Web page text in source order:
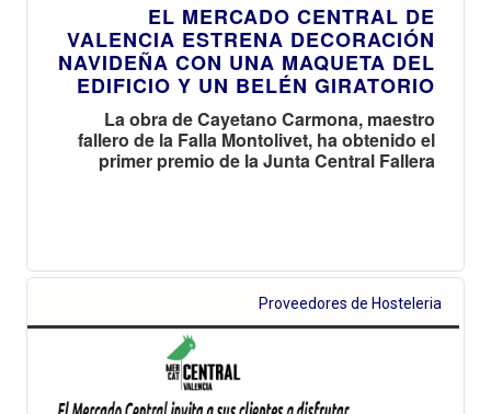
EL MERCADO CENTRAL DE
VALENCIA ESTRENA DECORACIÓN
NAVIDEÑA CON UNA MAQUETA DEL
EDIFICIO Y UN BELÉN GIRATORIO
La obra de Cayetano Carmona, maestro
fallero de la Falla Montolivet, ha obtenido el
primer premio de la Junta Central Fallera
Proveedores de Hosteleria